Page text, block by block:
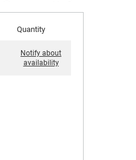
Quantity
Notify about
availability